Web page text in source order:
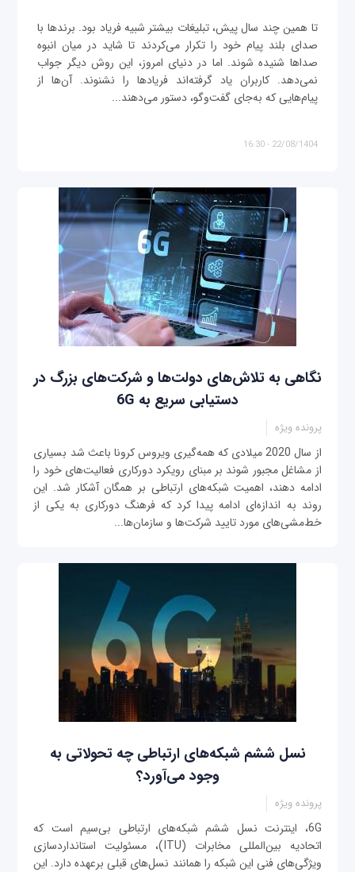
تا همین چند سال پیش، تبلیغات بیشتر شبیه فریاد بود. برندها با
صدای بلند پیام خود را تکرار می‌کردند تا شاید در میان انبوه
صداها شنیده شوند. اما در دنیای امروز، این روش دیگر جواب
نمی‌دهد. کاربران یاد گرفته‌اند فریادها را نشنوند. آن‌ها از
پیام‌هایی که به‌جای گفت‌وگو، دستور می‌دهند...
22/08/1404 - 16:30
نگاهی به تلاش‌های دولت‌ها و شرکت‌های بزرگ در
دستیابی سریع به 6G
پرونده ویژه
از سال 2020 میلادی که همه‌گیری ویروس کرونا باعث شد بسیاری
از مشاغل مجبور شوند بر مبنای رویکرد دورکاری فعالیت‌های خود را
ادامه دهند، اهمیت شبکه‌های ارتباطی بر همگان آشکار شد. این
روند به اندازه‌ای ادامه پیدا کرد که فرهنگ دورکاری به یکی از
خط‌مشی‌های مورد تایید شرکت‌ها و سازمان‌ها...
نسل ششم شبکه‌های ارتباطی چه تحولاتی به
وجود می‌آورد؟
پرونده ویژه
6G، اینترنت نسل ششم شبکه‌های ارتباطی بی‌سیم است که
اتحادیه بین‌المللی مخابرات (ITU)، مسئولیت استانداردسازی
ویژگی‌های فنی این شبکه را همانند نسل‌های قبلی برعهده دارد. این